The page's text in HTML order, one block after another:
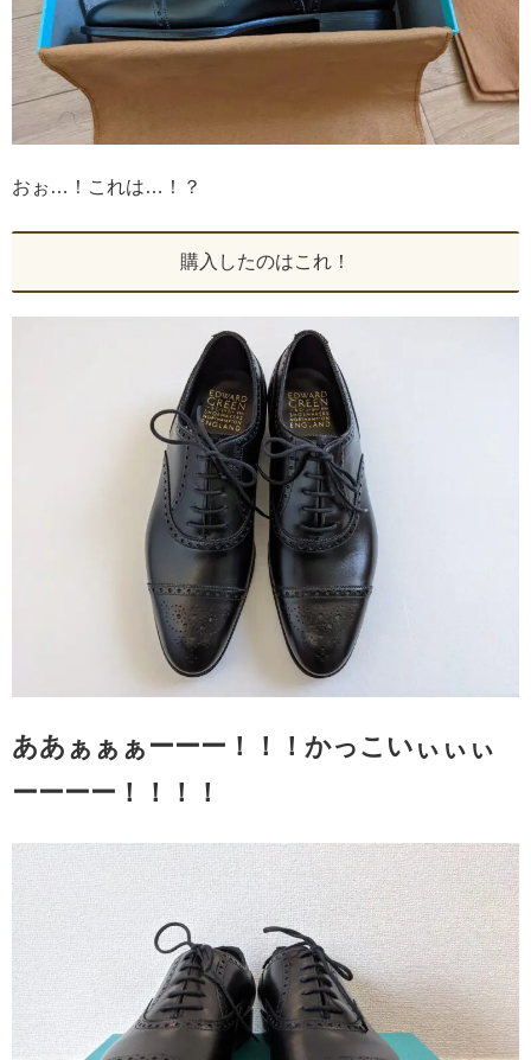
おぉ…！これは…！？
購入したのはこれ！
ああぁぁぁーーー！！！かっこいぃぃぃ
ーーーー！！！！